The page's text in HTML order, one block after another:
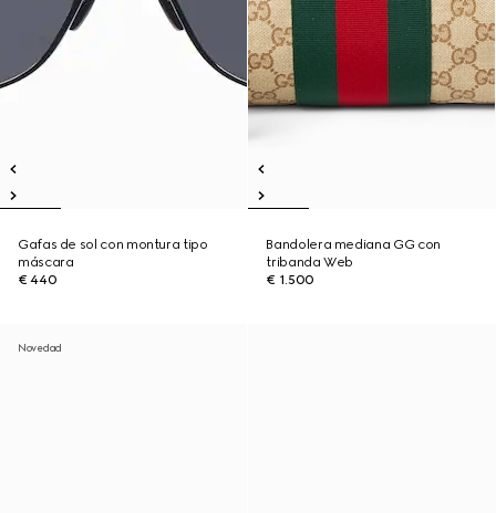
Gafas de sol con montura tipo
máscara
€ 440
Bandolera mediana GG con
tribanda Web
€ 1.500
Novedad